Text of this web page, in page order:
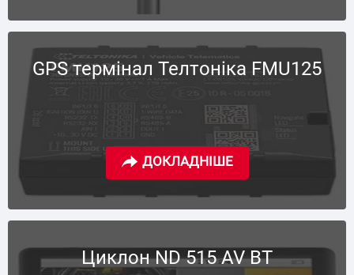
GPS термінал Телтоніка FMU125
Циклон ND 515 AV BT